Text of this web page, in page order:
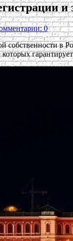
0
собственности в